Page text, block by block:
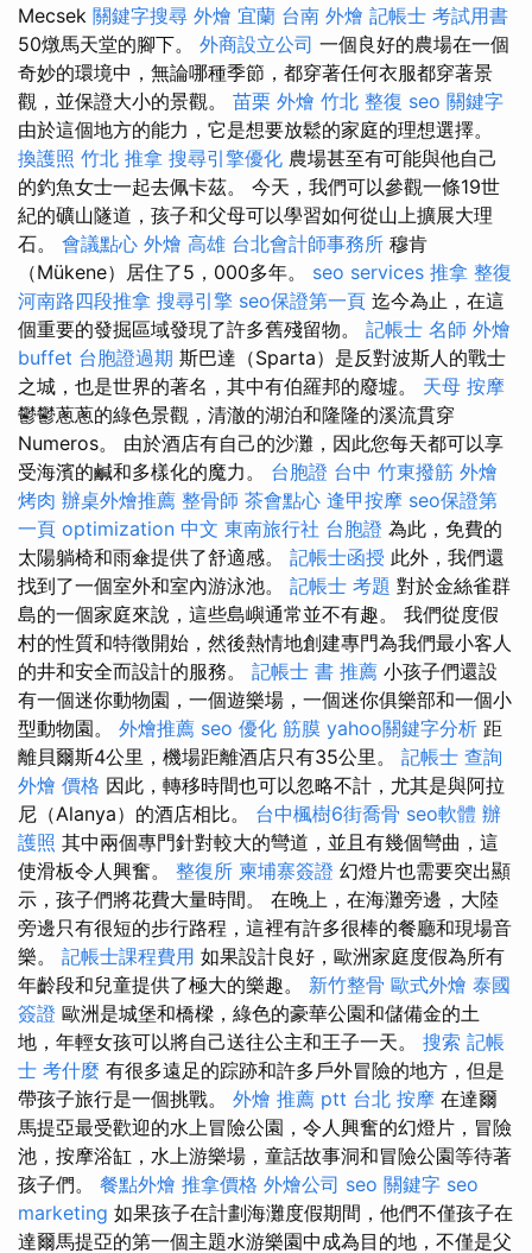
Mecsek 關鍵字搜尋 外燴 宜蘭 台南 外燴 記帳士 考試用書
50燉馬天堂的腳下。 外商設立公司 一個良好的農場在一個
奇妙的環境中，無論哪種季節，都穿著任何衣服都穿著景
觀，並保證大小的景觀。 苗栗 外燴 竹北 整復 seo 關鍵字
由於這個地方的能力，它是想要放鬆的家庭的理想選擇。
換護照 竹北 推拿 搜尋引擎優化 農場甚至有可能與他自己
的釣魚女士一起去佩卡茲。 今天，我們可以參觀一條19世
紀的礦山隧道，孩子和父母可以學習如何從山上擴展大理
石。 會議點心 外燴 高雄 台北會計師事務所 穆肯
（Mükene）居住了5，000多年。 seo services 推拿 整復
河南路四段推拿 搜尋引擎 seo保證第一頁 迄今為止，在這
個重要的發掘區域發現了許多舊殘留物。 記帳士 名師 外燴
buffet 台胞證過期 斯巴達（Sparta）是反對波斯人的戰士
之城，也是世界的著名，其中有伯羅邦的廢墟。 天母 按摩
鬱鬱蔥蔥的綠色景觀，清澈的湖泊和隆隆的溪流貫穿
Numeros。 由於酒店有自己的沙灘，因此您每天都可以享
受海濱的鹹和多樣化的魔力。 台胞證 台中 竹東撥筋 外燴
烤肉 辦桌外燴推薦 整骨師 茶會點心 逢甲按摩 seo保證第
一頁 optimization 中文 東南旅行社 台胞證 為此，免費的
太陽躺椅和雨傘提供了舒適感。 記帳士函授 此外，我們還
找到了一個室外和室內游泳池。 記帳士 考題 對於金絲雀群
島的一個家庭來說，這些島嶼通常並不有趣。 我們從度假
村的性質和特徵開始，然後熱情地創建專門為我們最小客人
的井和安全而設計的服務。 記帳士 書 推薦 小孩子們還設
有一個迷你動物園，一個遊樂場，一個迷你俱樂部和一個小
型動物園。 外燴推薦 seo 優化 筋膜 yahoo關鍵字分析 距
離貝爾斯4公里，機場距離酒店只有35公里。 記帳士 查詢
外燴 價格 因此，轉移時間也可以忽略不計，尤其是與阿拉
尼（Alanya）的酒店相比。 台中楓樹6街喬骨 seo軟體 辦
護照 其中兩個專門針對較大的彎道，並且有幾個彎曲，這
使滑板令人興奮。 整復所 柬埔寨簽證 幻燈片也需要突出顯
示，孩子們將花費大量時間。 在晚上，在海灘旁邊，大陸
旁邊只有很短的步行路程，這裡有許多很棒的餐廳和現場音
樂。 記帳士課程費用 如果設計良好，歐洲家庭度假為所有
年齡段和兒童提供了極大的樂趣。 新竹整骨 歐式外燴 泰國
簽證 歐洲是城堡和橋樑，綠色的豪華公園和儲備金的土
地，年輕女孩可以將自己送往公主和王子一天。 搜索 記帳
士 考什麼 有很多遠足的踪跡和許多戶外冒險的地方，但是
帶孩子旅行是一個挑戰。 外燴 推薦 ptt 台北 按摩 在達爾
馬提亞最受歡迎的水上冒險公園，令人興奮的幻燈片，冒險
池，按摩浴缸，水上游樂場，童話故事洞和冒險公園等待著
孩子們。 餐點外燴 推拿價格 外燴公司 seo 關鍵字 seo
marketing 如果孩子在計劃海灘度假期間，他們不僅孩子在
達爾馬提亞的第一個主題水游樂園中成為目的地，不僅是父